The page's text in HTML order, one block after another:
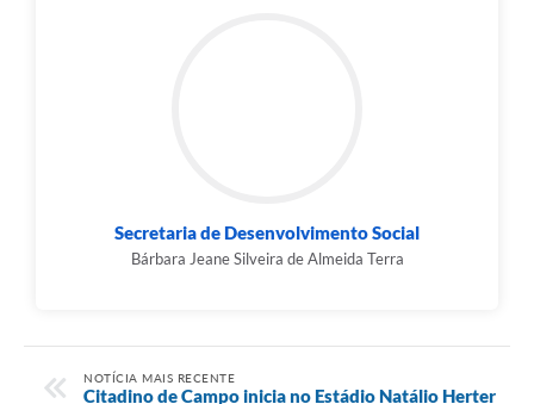
Secretaria de Desenvolvimento Social
Bárbara Jeane Silveira de Almeida Terra
NOTÍCIA MAIS RECENTE
Citadino de Campo inicia no Estádio Natálio Herter